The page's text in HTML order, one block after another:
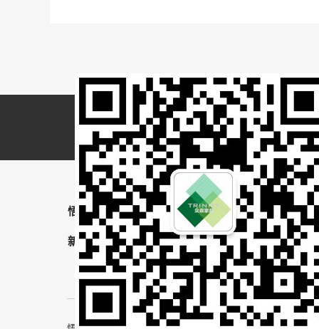
悟空（中国） 产品展示
工程案例
新闻资讯
关于我们 联系我们